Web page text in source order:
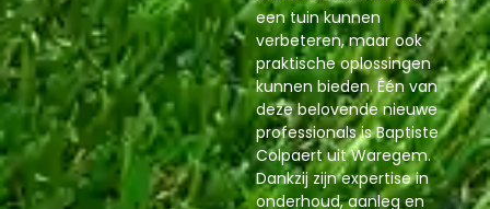
een tuin kunnen
verbeteren, maar ook
praktische oplossingen
kunnen bieden. Één van
deze belovende nieuwe
professionals is Baptiste
Colpaert uit Waregem.
Dankzij zijn expertise in
onderhoud, aanleg en